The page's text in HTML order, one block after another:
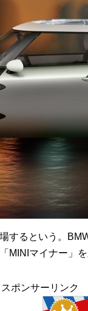
するという。
MINIマイナー」を
スポンサーリンク